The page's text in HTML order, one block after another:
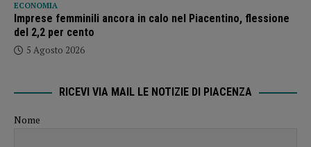
ECONOMIA
Imprese femminili ancora in calo nel Piacentino, flessione
del 2,2 per cento
5 Agosto 2026
RICEVI VIA MAIL LE NOTIZIE DI PIACENZA
Nome